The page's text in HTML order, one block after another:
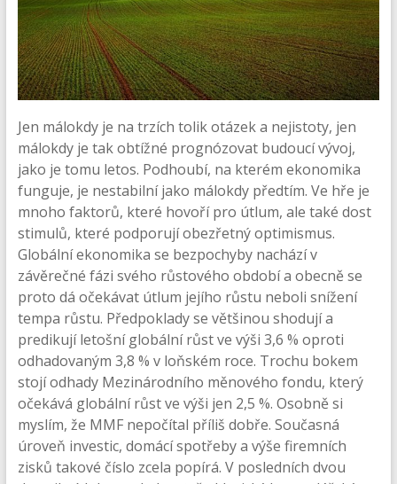
Jen málokdy je na trzích tolik otázek a nejistoty, jen
málokdy je tak obtížné prognózovat budoucí vývoj,
jako je tomu letos. Podhoubí, na kterém ekonomika
funguje, je nestabilní jako málokdy předtím. Ve hře je
mnoho faktorů, které hovoří pro útlum, ale také dost
stimulů, které podporují obezřetný optimismus.
Globální ekonomika se bezpochyby nachází v
závěrečné fázi svého růstového období a obecně se
proto dá očekávat útlum jejího růstu neboli snížení
tempa růstu. Předpoklady se většinou shodují a
predikují letošní globální růst ve výši 3,6 % oproti
odhadovaným 3,8 % v loňském roce. Trochu bokem
stojí odhady Mezinárodního měnového fondu, který
očekává globální růst ve výši jen 2,5 %. Osobně si
myslím, že MMF nepočítal příliš dobře. Současná
úroveň investic, domácí spotřeby a výše firemních
zisků takové číslo zcela popírá. V posledních dvou